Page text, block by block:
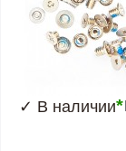
✓ В наличии*